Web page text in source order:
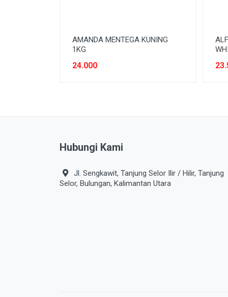
AMANDA MENTEGA KUNING
1KG
24.000
Hubungi Kami
Jl. Sengkawit, Tanjung Selor Ilir / Hilir, Tanjung
Selor, Bulungan, Kalimantan Utara